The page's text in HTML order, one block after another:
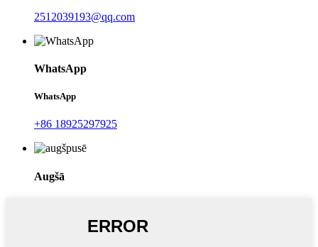
2512039193@qq.com
WhatsApp
WhatsApp
+86 18925297925
Augšā